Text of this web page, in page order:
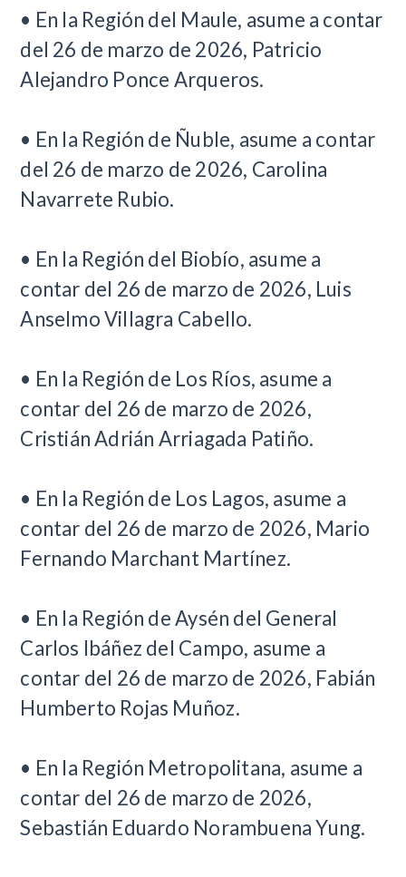
• En la Región del Maule, asume a contar
del 26 de marzo de 2026, Patricio
Alejandro Ponce Arqueros.
• En la Región de Ñuble, asume a contar
del 26 de marzo de 2026, Carolina
Navarrete Rubio.
• En la Región del Biobío, asume a
contar del 26 de marzo de 2026, Luis
Anselmo Villagra Cabello.
• En la Región de Los Ríos, asume a
contar del 26 de marzo de 2026,
Cristián Adrián Arriagada Patiño.
• En la Región de Los Lagos, asume a
contar del 26 de marzo de 2026, Mario
Fernando Marchant Martínez.
• En la Región de Aysén del General
Carlos Ibáñez del Campo, asume a
contar del 26 de marzo de 2026, Fabián
Humberto Rojas Muñoz.
• En la Región Metropolitana, asume a
contar del 26 de marzo de 2026,
Sebastián Eduardo Norambuena Yung.